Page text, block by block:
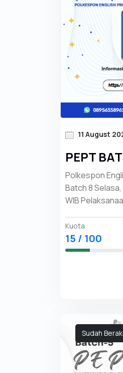
11 August
PEPT
Polkespon
Batch 8 Selasa,
WIB
Kuota
15 / 100
Sudah